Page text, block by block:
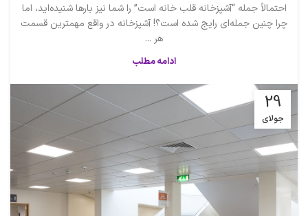
احتمالاً جمله “آشپزخانه قلب خانه است” را شما نیز بارها شنیده‌اید، اما
چرا چنین جمله‌ای رایج شده است؟! آشپزخانه در واقع مهمترین قسمت
هر ...
ادامه مطلب
29
جولای